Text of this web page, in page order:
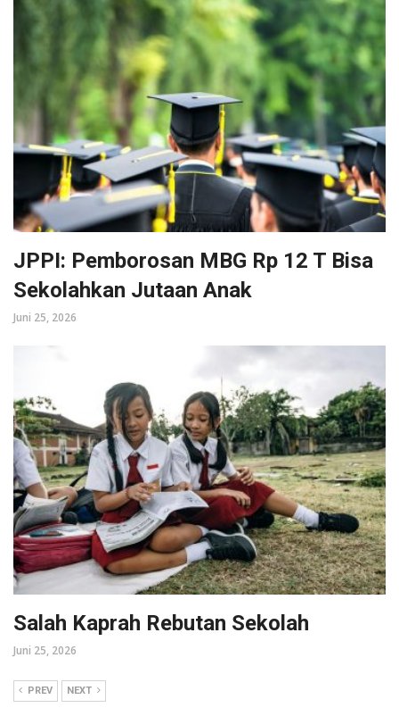
JPPI: Pemborosan MBG Rp 12 T Bisa
Sekolahkan Jutaan Anak
Juni 25, 2026
Salah Kaprah Rebutan Sekolah
Juni 25, 2026
PREV NEXT